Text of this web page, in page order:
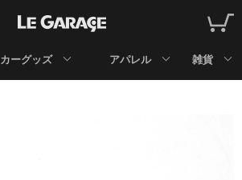
カーグッズ アパレル 雑貨